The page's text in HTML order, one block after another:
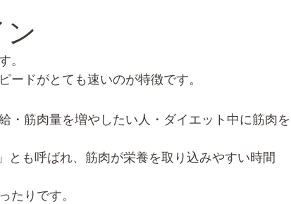
。
ードがとても速いのが特徴です。
・筋肉量を増やしたい人・ダイエット中に筋肉を
も呼ばれ、筋肉が栄養を取り込みやすい時間
たりです。